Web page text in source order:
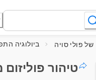
ביולוגיה
טיהור